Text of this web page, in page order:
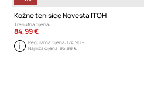
Kožne tenisice Novesta ITOH
Trenutna cijena:
84,99 €
Regularna cijena:174,90 €
Najniža cijena:95,99 €